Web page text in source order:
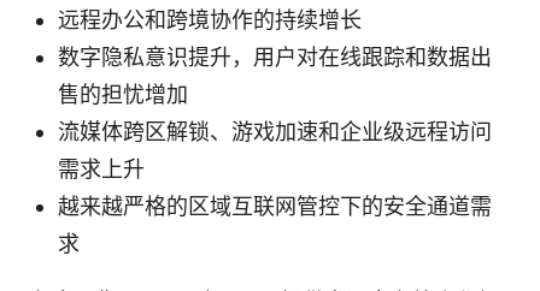
远程办公和跨境协作的持续增长
数字隐私意识提升，用户对在线跟踪和数据出
售的担忧增加
流媒体跨区解锁、游戏加速和企业级远程访问
需求上升
越来越严格的区域互联网管控下的安全通道需
求